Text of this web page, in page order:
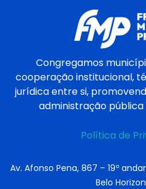
Congregamos
cooperação institucional,
jurídica entre si,
administração pública
Política de
Av. Afonso Pena, 867 – 19º
Belo